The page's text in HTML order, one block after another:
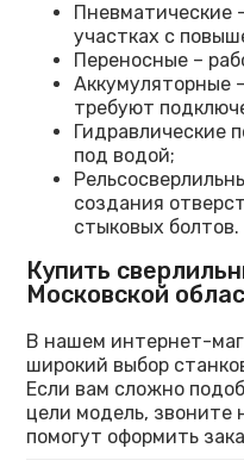
Пневматические
участках с
Переносные –
Аккумуляторные
требуют
Гидравлические
под водой;
создания
стыковых болтов.
Купить
Московской
В нашем интернет-
широкий выбор
Если вам сложно
цели модель,
помогут оформить